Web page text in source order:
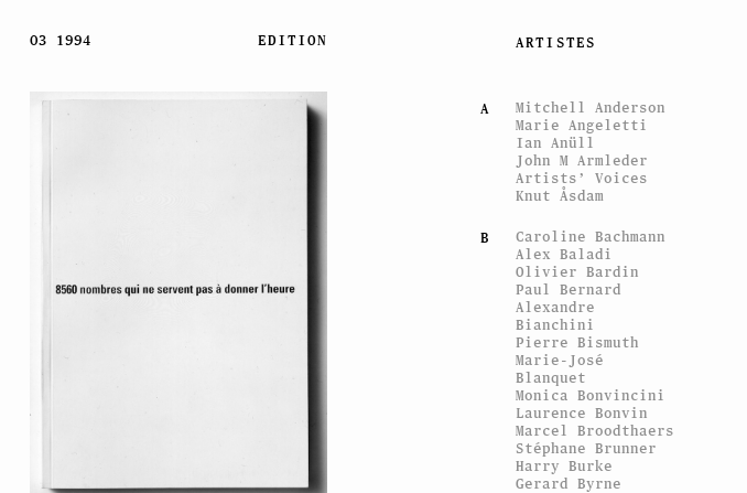
03 1994 EDITION ARTISTES
A
Mitchell Anderson
Marie Angeletti
Ian Anüll
John M Armleder
Artists’ Voices
Knut Åsdam
B
Caroline Bachmann
Alex Baladi
Olivier Bardin
Paul Bernard
Alexandre
Bianchini
Pierre Bismuth
Marie-José
Blanquet
Monica Bonvincini
Laurence Bonvin
Marcel Broodthaers
Stéphane Brunner
Harry Burke
Gerard Byrne